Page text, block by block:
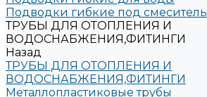
Подводки гибкие под смеситель
ТРУБЫ ДЛЯ ОТОПЛЕНИЯ И
ВОДОСНАБЖЕНИЯ,ФИТИНГИ
Назад
ТРУБЫ ДЛЯ ОТОПЛЕНИЯ И
ВОДОСНАБЖЕНИЯ,ФИТИНГИ
Металлопластиковые трубы